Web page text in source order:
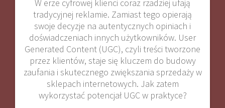
W erze cyfrowej klienci coraz rzadziej ufają
tradycyjnej reklamie. Zamiast tego opierają
swoje decyzje na autentycznych opiniach i
doświadczeniach innych użytkowników. User
Generated Content (UGC), czyli treści tworzone
przez klientów, staje się kluczem do budowy
zaufania i skutecznego zwiększania sprzedaży w
sklepach internetowych. Jak zatem
wykorzystać potencjał UGC w praktyce?